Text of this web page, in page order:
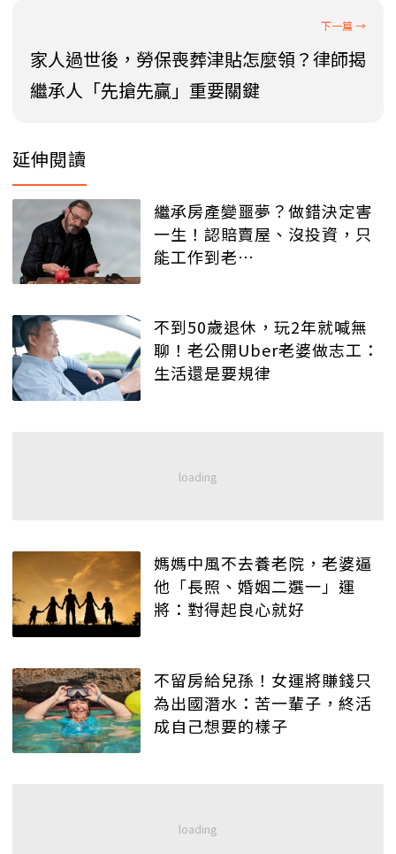
家人過世後，勞保喪葬津貼怎麼領？律師揭
繼承人「先搶先贏」重要關鍵
延伸閱讀
繼承房產變噩夢？做錯決定害
一生！認賠賣屋、沒投資，只
能工作到老…
不到50歲退休，玩2年就喊無
聊！老公開Uber老婆做志工：
生活還是要規律
媽媽中風不去養老院，老婆逼
他「長照、婚姻二選一」運
將：對得起良心就好
不留房給兒孫！女運將賺錢只
為出國潛水：苦一輩子，終活
成自己想要的樣子